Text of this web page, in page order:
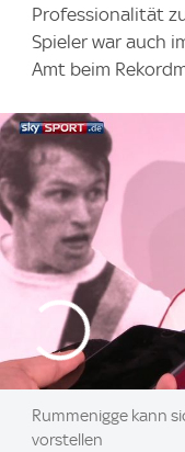
Professionalität
Spieler war auch
Amt beim
Rummenigge kann
vorstellen